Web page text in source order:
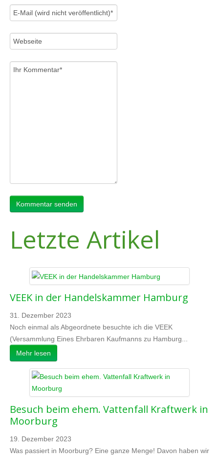
Letzte Artikel
VEEK in der Handelskammer Hamburg
31. Dezember 2023
Noch einmal als Abgeordnete besuchte ich die VEEK
(Versammlung Eines Ehrbaren Kaufmanns zu Hamburg...
Mehr lesen
Besuch beim ehem. Vattenfall Kraftwerk in
Moorburg
19. Dezember 2023
Was passiert in Moorburg? Eine ganze Menge! Davon haben wir